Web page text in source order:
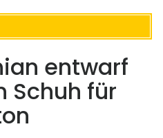
entwarf
Schuh für